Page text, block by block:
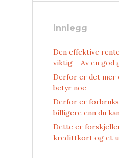
Innlegg
Den effektive
viktig – Av en god
Derfor er det mer
betyr noe
Derfor er
billigere enn du
Dette er
kredittkort og et